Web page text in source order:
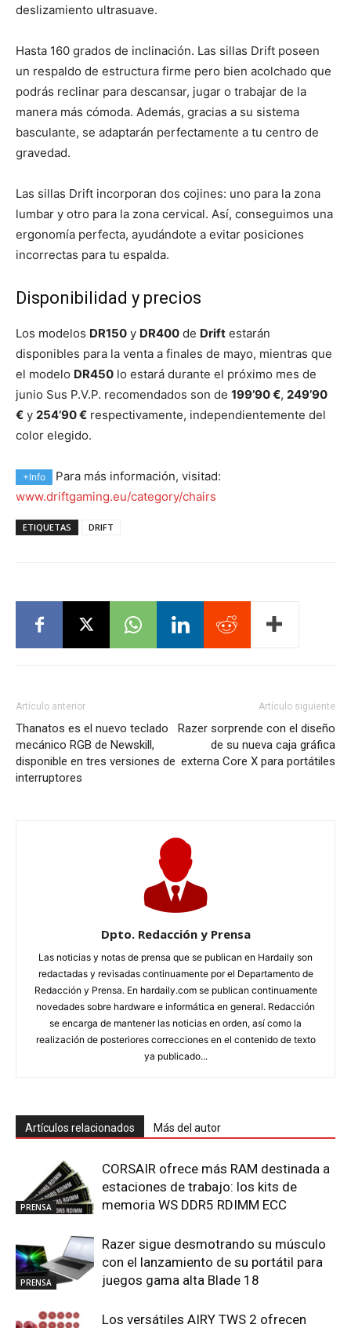
deslizamiento ultrasuave.
Hasta 160 grados de inclinación. Las sillas Drift poseen
un respaldo de estructura firme pero bien acolchado que
podrás reclinar para descansar, jugar o trabajar de la
manera más cómoda. Además, gracias a su sistema
basculante, se adaptarán perfectamente a tu centro de
gravedad.
Las sillas Drift incorporan dos cojines: uno para la zona
lumbar y otro para la zona cervical. Así, conseguimos una
ergonomía perfecta, ayudándote a evitar posiciones
incorrectas para tu espalda.
Disponibilidad y precios
Los modelos DR150 y DR400 de Drift estarán
disponibles para la venta a finales de mayo, mientras que
el modelo DR450 lo estará durante el próximo mes de
junio Sus P.V.P. recomendados son de 199’90 €, 249’90
€ y 254’90 € respectivamente, independientemente del
color elegido.
+Info
Para más información, visitad:
www.driftgaming.eu/category/chairs
ETIQUETAS DRIFT
Artículo anterior
Thanatos es el nuevo teclado
mecánico RGB de Newskill,
disponible en tres versiones de
interruptores
Artículo siguiente
Razer sorprende con el diseño
de su nueva caja gráfica
externa Core X para portátiles
Dpto. Redacción y Prensa
Las noticias y notas de prensa que se publican en Hardaily son
redactadas y revisadas continuamente por el Departamento de
Redacción y Prensa. En hardaily.com se publican continuamente
novedades sobre hardware e informática en general. Redacción
se encarga de mantener las noticias en orden, así como la
realización de posteriores correcciones en el contenido de texto
ya publicado...
Artículos relacionados Más del autor
PRENSA
CORSAIR ofrece más RAM destinada a
estaciones de trabajo: los kits de
memoria WS DDR5 RDIMM ECC
PRENSA
Razer sigue desmotrando su músculo
con el lanzamiento de su portátil para
juegos gama alta Blade 18
Los versátiles AIRY TWS 2 ofrecen